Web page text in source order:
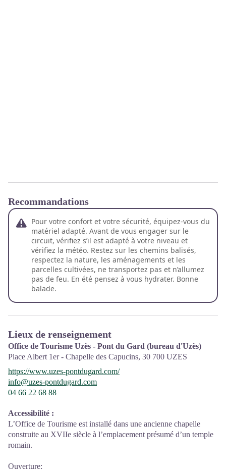
Recommandations
Pour votre confort et votre sécurité, équipez-vous du
matériel adapté. Avant de vous engager sur le
circuit, vérifiez s’il est adapté à votre niveau et
vérifiez la météo. Restez sur les chemins balisés,
respectez la nature, les aménagements et les
parcelles cultivées, ne transportez pas et n’allumez
pas de feu. En été pensez à vous hydrater. Bonne
balade.
Lieux de renseignement
Office de Tourisme Uzès - Pont du Gard (bureau d'Uzès)
Place Albert 1er - Chapelle des Capucins, 30 700 UZES
https://www.uzes-pontdugard.com/
info@uzes-pontdugard.com
04 66 22 68 88
Accessibilité :
L’Office de Tourisme est installé dans une ancienne chapelle
construite au XVIIe siècle à l’emplacement présumé d’un temple
romain.
Ouverture: